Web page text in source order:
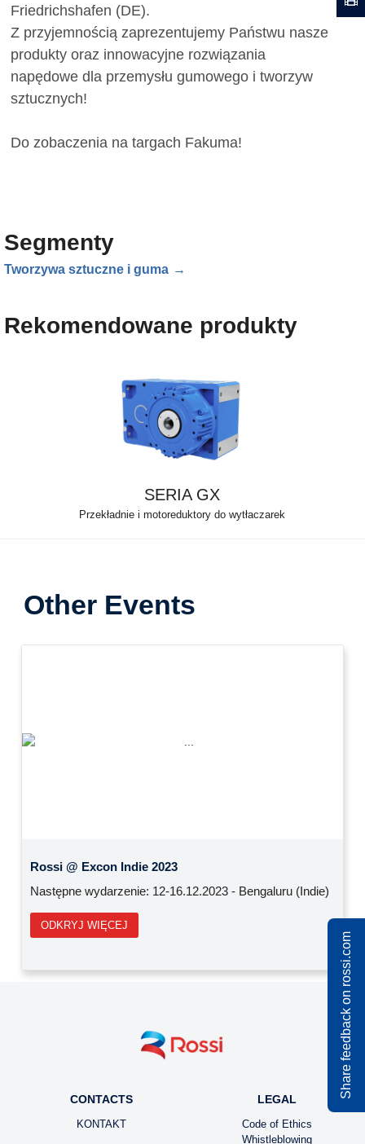
Friedrichshafen (DE).
Z przyjemnością zaprezentujemy Państwu nasze
produkty oraz innowacyjne rozwiązania
napędowe dla przemysłu gumowego i tworzyw
sztucznych!
Do zobaczenia na targach Fakuma!
Segmenty
Tworzywa sztuczne i guma
Rekomendowane produkty
SERIA GX
Przekładnie i motoreduktory do wytłaczarek
Other Events
Rossi @ Excon Indie 2023
Następne wydarzenie: 12-16.12.2023 - Bengaluru (Indie)
ODKRYJ WIĘCEJ
CONTACTS
KONTAKT
LEGAL
Code of Ethics
Whistleblowing
Share feedback on rossi.com